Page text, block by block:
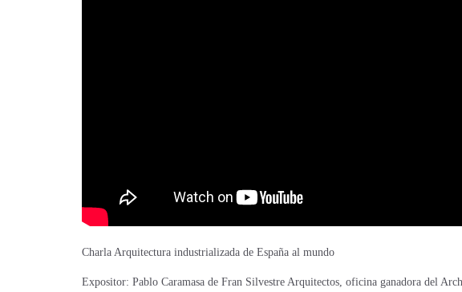
Charla Arquitectura industrializada de España al mundo
Expositor: Pablo Caramasa de Fran Silvestre Arquitectos, oficina ganadora del